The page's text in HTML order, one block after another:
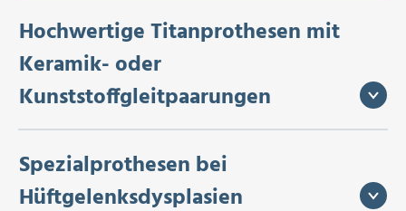
Hochwertige Titanprothesen mit
Keramik- oder
Kunststoffgleitpaarungen
Spezialprothesen bei
Hüftgelenksdysplasien